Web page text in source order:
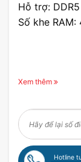
Hỗ trợ: DDR5
Số khe RAM:
Xem thêm
Hotline